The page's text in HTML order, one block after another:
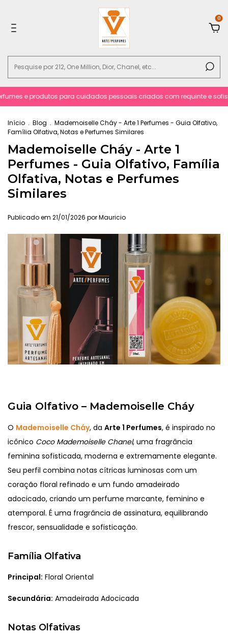
0
e produtos para cuidados pessoais criados com requinte e
Início . Blog . Mademoiselle Cháy - Arte 1 Perfumes - Guia Olfativo,
Família Olfativa, Notas e Perfumes Similares
Mademoiselle Cháy - Arte 1
Perfumes - Guia Olfativo, Família
Olfativa, Notas e Perfumes
Similares
Publicado em 21/01/2026 por Mauricio
Guia Olfativo – Mademoiselle Cháy
O Mademoiselle Cháy, da Arte 1 Perfumes, é inspirado no
icônico Coco Mademoiselle Chanel, uma fragrância
feminina sofisticada, moderna e extremamente elegante.
Seu perfil combina notas cítricas luminosas com um
coração floral refinado e um fundo amadeirado
adocicado, criando um perfume marcante, feminino e
atemporal. É uma fragrância de assinatura, equilibrando
frescor, sensualidade e sofisticação.
Família Olfativa
Principal: Floral Oriental
Secundária: Amadeirada Adocicada
Notas Olfativas